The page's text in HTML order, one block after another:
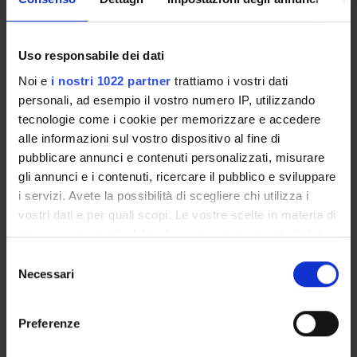
Uso responsabile dei dati
Noi e i nostri 1022 partner trattiamo i vostri dati
personali, ad esempio il vostro numero IP, utilizzando
tecnologie come i cookie per memorizzare e accedere
alle informazioni sul vostro dispositivo al fine di
pubblicare annunci e contenuti personalizzati, misurare
gli annunci e i contenuti, ricercare il pubblico e sviluppare
i servizi. Avete la possibilità di scegliere chi utilizza i
vostri dati e per quali scopi. Le vostre scelte in materia di
privacy sono applicabili solo su questa proprietà digitale
modificare o revocare il proprio consenso in qualsiasi
momento dalla Dichiarazione sui cookie o facendo clic
delNecessari
Preferenze
ERASMUS
COMPUTER SCIENCE
PARK
MUSEO
DELL'INFORMATICA
ECDL TEST CENTER